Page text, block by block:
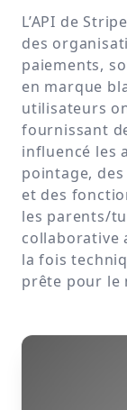
L’API de
des
paiements,
en marque
utilisateurs
fournissant
influencé les
pointage,
et des
les parents/
collaborative
la fois
prête pour le